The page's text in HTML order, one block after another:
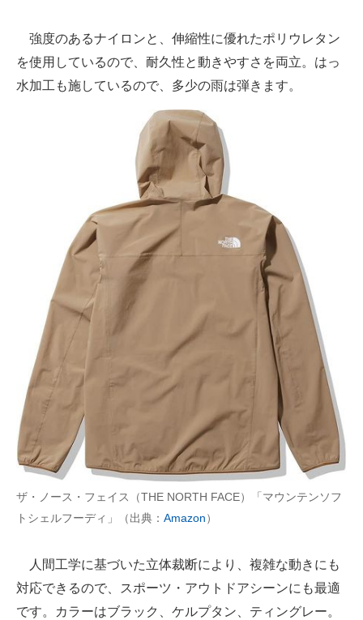
強度のあるナイロンと、伸縮性に優れたポリウレタン
を使用しているので、耐久性と動きやすさを両立。はっ
水加工も施しているので、多少の雨は弾きます。
ザ・ノース・フェイス（THE NORTH FACE）「マウンテンソフ
トシェルフーディ」（出典： Amazon）
人間工学に基づいた立体裁断により、複雑な動きにも
対応できるので、スポーツ・アウトドアシーンにも最適
です。カラーはブラック、ケルプタン、ティングレー。